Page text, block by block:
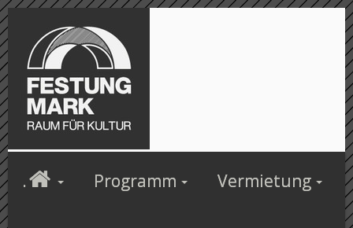
. Programm Vermietung